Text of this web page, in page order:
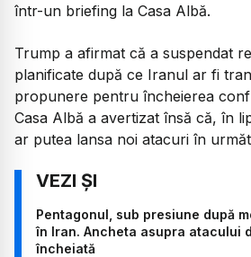
într-un briefing la Casa Albă.
Trump a afirmat că a suspendat
planificate după ce Iranul ar fi
propunere pentru încheierea
Casa Albă a avertizat însă că, în
ar putea lansa noi atacuri în
Pentagonul, sub presiune după
în Iran. Ancheta asupra atacului
încheiată